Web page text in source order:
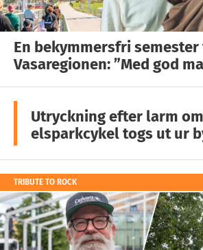
En bekymmersfri
Vasaregionen: ”Med god
Utryckning efter larm
elsparkcykel togs ut ur
TRIBUTE TO ROCK